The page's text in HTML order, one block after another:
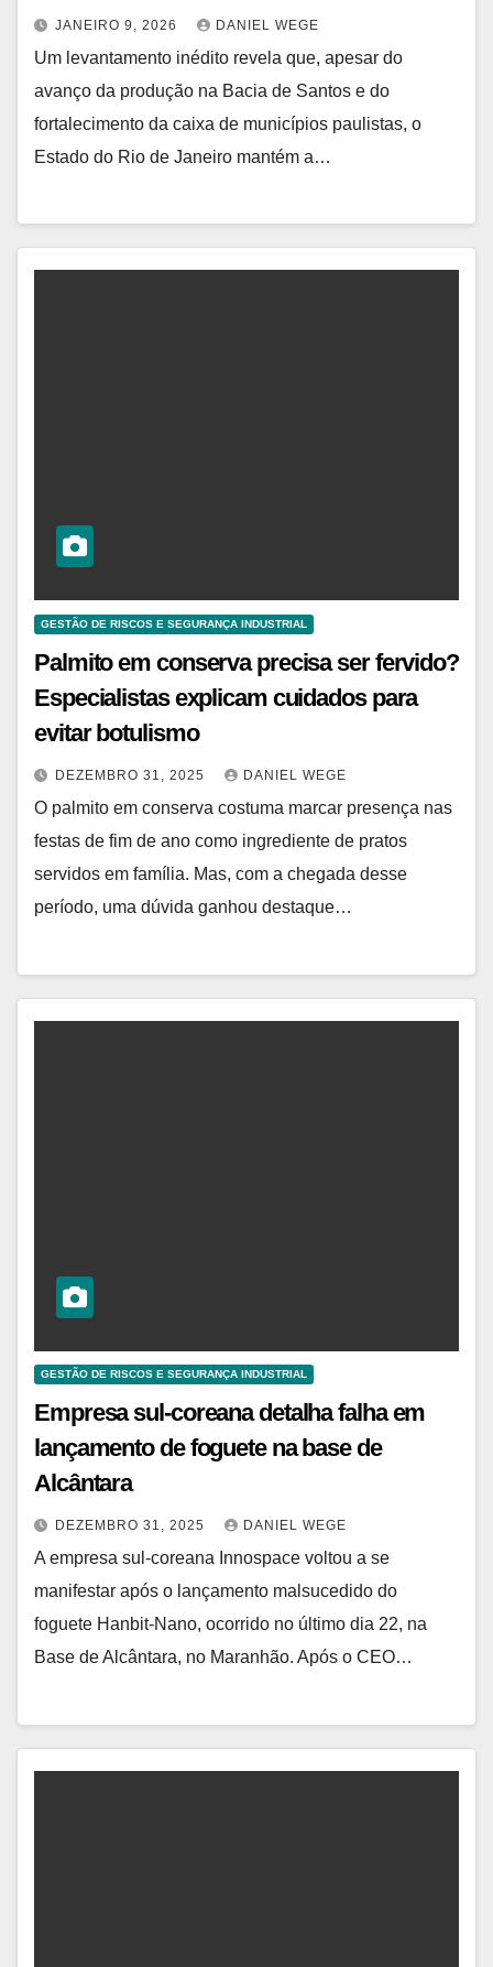
JANEIRO 9, 2026 DANIEL WEGE
Um levantamento inédito revela que, apesar do
avanço da produção na Bacia de Santos e do
fortalecimento da caixa de municípios paulistas, o
Estado do Rio de Janeiro mantém a…
GESTÃO DE RISCOS E SEGURANÇA INDUSTRIAL
Palmito em conserva precisa ser fervido?
Especialistas explicam cuidados para
evitar botulismo
DEZEMBRO 31, 2025 DANIEL WEGE
O palmito em conserva costuma marcar presença nas
festas de fim de ano como ingrediente de pratos
servidos em família. Mas, com a chegada desse
período, uma dúvida ganhou destaque…
GESTÃO DE RISCOS E SEGURANÇA INDUSTRIAL
Empresa sul-coreana detalha falha em
lançamento de foguete na base de
Alcântara
DEZEMBRO 31, 2025 DANIEL WEGE
A empresa sul-coreana Innospace voltou a se
manifestar após o lançamento malsucedido do
foguete Hanbit-Nano, ocorrido no último dia 22, na
Base de Alcântara, no Maranhão. Após o CEO…